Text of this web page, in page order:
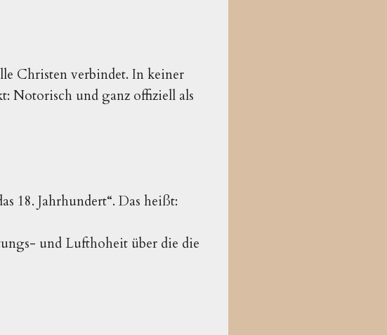
Christen verbindet. In keiner
Notorisch und ganz offiziell als
18. Jahrhundert“. Das heißt:
und Lufthoheit über die die